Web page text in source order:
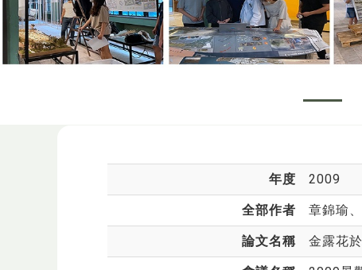
年度 2009
全部作者 章錦瑜
論文名稱 金露花